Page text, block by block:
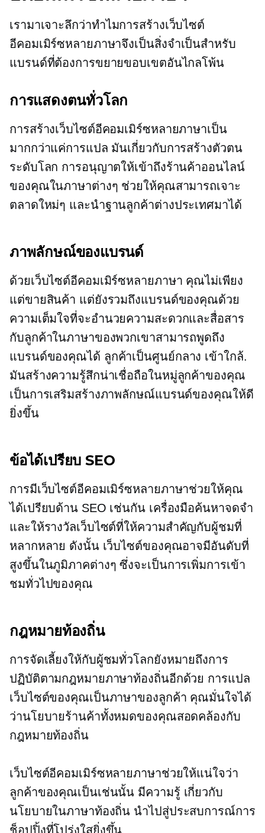
เรามาเจาะลึกว่าทำไมการสร้างเว็บไซต์
อีคอมเมิร์ซหลายภาษาจึงเป็นสิ่งจำเป็นสำหรับ
แบรนด์ที่ต้องการขยายขอบเขตอันไกลโพ้น
การแสดงตนทั่วโลก
การสร้างเว็บไซต์อีคอมเมิร์ซหลายภาษาเป็น
มากกว่าแค่การแปล มันเกี่ยวกับการสร้างตัวตน
ระดับโลก การอนุญาตให้เข้าถึงร้านค้าออนไลน์
ของคุณในภาษาต่างๆ ช่วยให้คุณสามารถเจาะ
ตลาดใหม่ๆ และนำฐานลูกค้าต่างประเทศมาได้
ภาพลักษณ์ของแบรนด์
ด้วยเว็บไซต์อีคอมเมิร์ซหลายภาษา คุณไม่เพียง
แต่ขายสินค้า แต่ยังรวมถึงแบรนด์ของคุณด้วย
ความเต็มใจที่จะอำนวยความสะดวกและสื่อสาร
กับลูกค้าในภาษาของพวกเขาสามารถพูดถึง
แบรนด์ของคุณได้ ลูกค้าเป็นศูนย์กลาง เข้าใกล้.
มันสร้างความรู้สึกน่าเชื่อถือในหมู่ลูกค้าของคุณ
เป็นการเสริมสร้างภาพลักษณ์แบรนด์ของคุณให้ดี
ยิ่งขึ้น
ข้อได้เปรียบ SEO
การมีเว็บไซต์อีคอมเมิร์ซหลายภาษาช่วยให้คุณ
ได้เปรียบด้าน SEO เช่นกัน เครื่องมือค้นหาจดจำ
และให้รางวัลเว็บไซต์ที่ให้ความสำคัญกับผู้ชมที่
หลากหลาย ดังนั้น เว็บไซต์ของคุณอาจมีอันดับที่
สูงขึ้นในภูมิภาคต่างๆ ซึ่งจะเป็นการเพิ่มการเข้า
ชมทั่วไปของคุณ
กฎหมายท้องถิ่น
การจัดเลี้ยงให้กับผู้ชมทั่วโลกยังหมายถึงการ
ปฏิบัติตามกฎหมายภาษาท้องถิ่นอีกด้วย การแปล
เว็บไซต์ของคุณเป็นภาษาของลูกค้า คุณมั่นใจได้
ว่านโยบายร้านค้าทั้งหมดของคุณสอดคล้องกับ
กฎหมายท้องถิ่น
เว็บไซต์อีคอมเมิร์ซหลายภาษาช่วยให้แน่ใจว่า
ลูกค้าของคุณเป็นเช่นนั้น มีความรู้ เกี่ยวกับ
นโยบายในภาษาท้องถิ่น นำไปสู่ประสบการณ์การ
ช็อปปิ้งที่โปร่งใสยิ่งขึ้น